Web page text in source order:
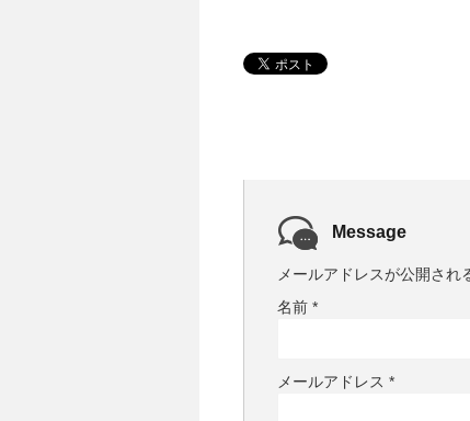
Message
メールアドレスが公開され
名前 *
メールアドレス *